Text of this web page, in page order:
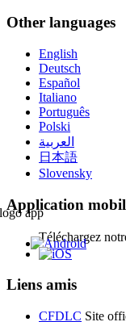
Other languages
English
Deutsch
Español
Italiano
Português
Polski
العربية
日本語
Slovensky
Application
Téléchargez
Liens amis
CFDLC Site